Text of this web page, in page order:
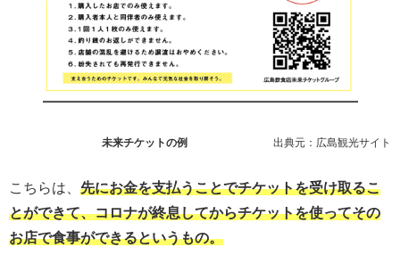
未来チケットの例 出典元：広島観光サイト
こちらは、 先にお金を支払うことでチケットを受け取るこ
とができて、コロナが終息してからチケットを使ってその
お店で食事ができるというもの。